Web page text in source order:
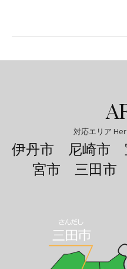
対応エリア
伊丹市 尼崎市
宮市 三田市